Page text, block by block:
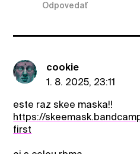
Odpovedať
cookie
1. 8. 2025, 23:11
este raz skee maska!!
https://
first